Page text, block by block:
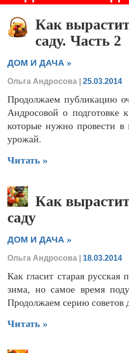
Как
саду. Часть 2
ДОМ И ДАЧА »
Ольга Андросова 25.03.2014
Продолжаем публикацию
Андросовой о подготовке
которые нужно провести
урожай.
Читать »
Как
саду
ДОМ И ДАЧА »
Ольга Андросова 18.03.2014
Как гласит старая
зима, но самое время
Продолжаем серию советов
Читать »